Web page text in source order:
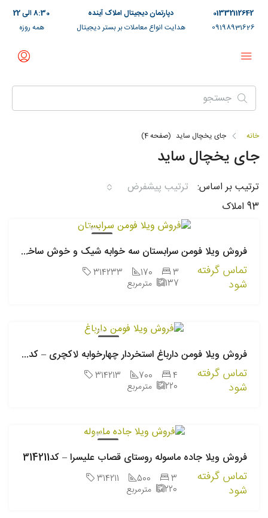
01332112642
09198931626
دپارتمان دیجیتال املاک آینده
هدایت انواع معاملات بر بستر دیجیتال
8:30 الی 22
همه روزه
خانه جای یخچال ساید (صفحه 4)
جای یخچال ساید
93 املاک
ترتیب بر اساس: ترتیب پیشفرض
فروش
فروش ویلا فومن سرابستان سه خوابه شیک و خوش ساخت – 314233
تماس گرفته
شود
3
170
314233
137 مترمربع
فروش
فروش ویلا فومن دارباغ استخردار چهارخوابه لاکچری – کد314213
تماس گرفته
شود
4
700
314213
220 مترمربع
فروش
فروش ویلا جاده ماسوله روستای قصاب علیسرا – کد314211
تماس گرفته
شود
3
500
314211
220 مترمربع